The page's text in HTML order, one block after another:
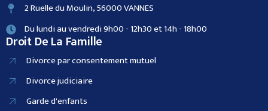
2 Ruelle du Moulin, 56000 VANNES
Du lundi au vendredi 9h00 - 12h30 et 14h - 18h00
Droit De La Famille
Divorce par consentement mutuel
Divorce judiciaire
Garde d'enfants